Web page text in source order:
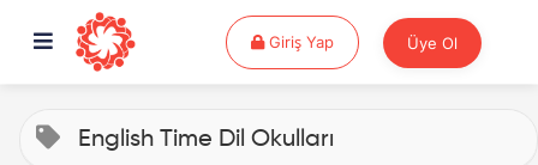
Giriş YapGiriş Yap Üye Ol
English Time Dil Okulları